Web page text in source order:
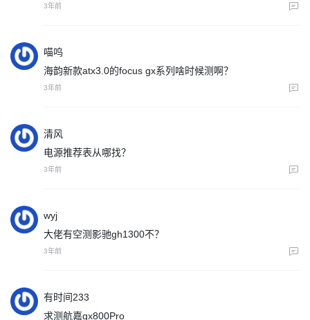
3年前
喵呜
海韵新款atx3.0的focus gx系列啥时候测啊？
3年前
清风
电源推荐表从哪找？
3年前
wyj
大佬有空测影驰gh1300不？
3年前
有时间233
求测航嘉gx800Pro